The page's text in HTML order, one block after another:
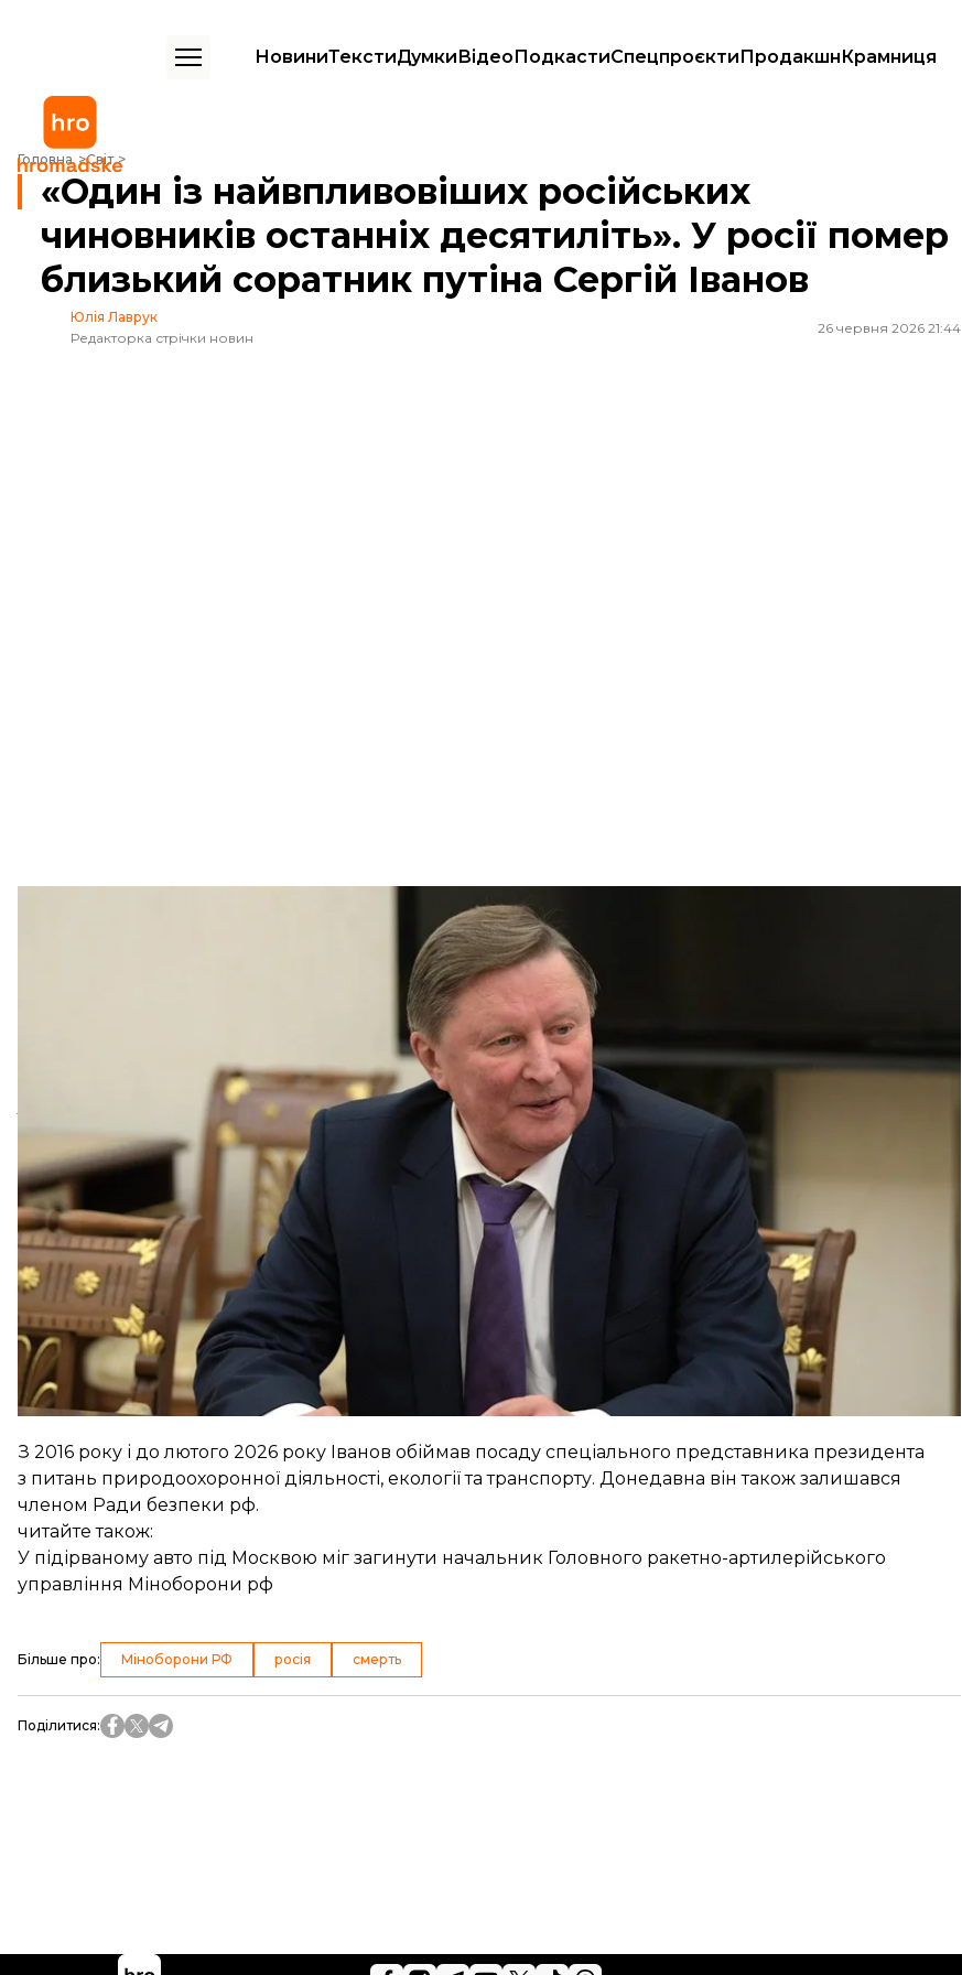
НовиниТекстиДумкиВідеоПодкастиСпецпроєктиПродакшнКрамниця
Головна Світ
«Один із найвпливовіших російських чиновників останніх десятиліть». У росії помер близький соратник путіна Сергій Іванов
«Один із найвпливовіших російських
чиновників останніх десятиліть». У росії помер
близький соратник путіна Сергій Іванов
Юлія Лаврук
Редакторка стрічки новин
26 червня 2026 21:44
Сергій Іванов
Пресслужба кремля
Помер ексглава російського Міністерства оборони Сергій Іванов. Йому було 73 роки.
російське видання «Медуза».
Видання називає Іванова «одним із найвпливовіших російських чиновників останніх десятиліть».
У різні роки він обіймав посади віцепрем’єр-міністра та першого віцепрем’єр-міністра уряду,
міністра оборони, секретаря Ради безпеки рф та керівника адміністрації президента.
У 2007 році Іванов вважався одним із найімовірніших кандидатів на посаду наступника путіна, але
тоді програв Дмитру Медведєву.
З 2016 року і до лютого 2026 року Іванов обіймав посаду спеціального представника президента
з питань природоохоронної діяльності, екології та транспорту. Донедавна він також залишався
членом Ради безпеки рф.
читайте також:
У підірваному авто під Москвою міг загинути начальник Головного ракетно-артилерійського
управління Міноборони рф
Більше про: Міноборони РФ росія смерть
Поділитися: